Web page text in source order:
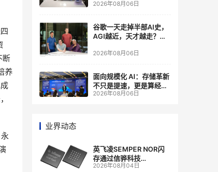
断
养
2026年08月06日
谷歌一天走掉半部AI史，
AGI越近，天才越走？大
自己的研发节奏
2026年08月06日
面向规模化 AI：存储革新
不只是提速，更是算经济
账
2026年08月06日
业界动态
英飞凌SEMPER NOR闪
存通过信骅科技
AST2700 BMC认证，全
2026年08月04日